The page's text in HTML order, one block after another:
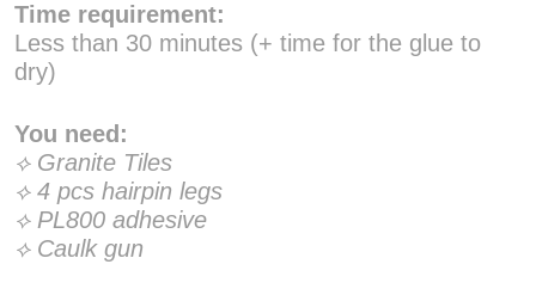
Time requirement:
Less than 30 minutes (+ time for the glue to
dry)
You need:
⟡ Granite Tiles
⟡ 4 pcs hairpin legs
⟡ PL800 adhesive
⟡ Caulk gun